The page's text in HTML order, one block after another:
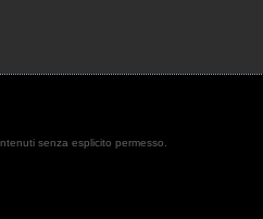
senza esplicito permesso.